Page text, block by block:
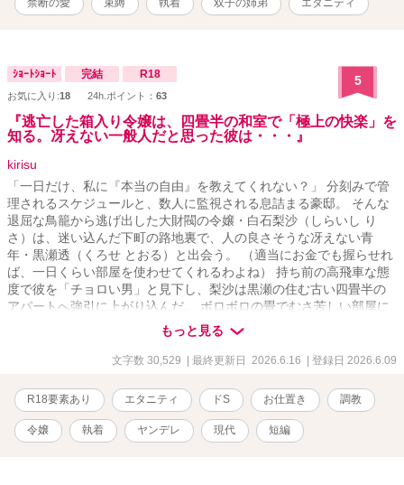
禁断の愛 束縛 執着 双子の姉弟 エタニティ
ｼｮｰﾄｼｮｰﾄ 完結 R18
お気に入り:18 24h.ポイント： 63
5
『逃亡した箱入り令嬢は、四畳半の和室で「極上の快楽」を
知る。冴えない一般人だと思った彼は・・・』
kirisu
「一日だけ、私に『本当の自由』を教えてくれない？」 分刻みで管
理されるスケジュールと、数人に監視される息詰まる豪邸。 そんな
退屈な鳥籠から逃げ出した大財閥の令嬢・白石梨沙（しらいし り
さ）は、迷い込んだ下町の路地裏で、人の良さそうな冴えない青
年・黒瀬透（くろせ とおる）と出会う。 （適当にお金でも握らせれ
ば、一日くらい部屋を使わせてくれるわよね） 持ち前の高飛車な態
度で彼を「チョロい男」と見下し、梨沙は黒瀬の住む古い四畳半の
アパートへ強引に上がり込んだ。 ボロボロの畳でむさ苦しい部屋に
顔をしかめつつも、彼が淹れてくれた温かいお茶と、追っ手から逃
げ切れた安心感から、梨沙は令嬢らしからぬ無防備な姿で深い眠り
に落ちてしまう。 ――しかし、彼女は気づいていなかった。 一般人
あることも。 そして、目の前で優しく微笑んでいた青年が、裏社会
のVIPたちがこぞって標的の「躾（しつけ）」を依頼する、伝説のド
S調教師であったことも。 「……こんなのが、自分から檻の中に入
ってくるなんてね」 数時間後。梨沙が目を覚ました時、部屋の空気
もっと見る
文字数 30,529 | 最終更新日 2026.6.16 | 登録日 2026.6.09
R18要素あり エタニティ ドS お仕置き 調教
令嬢 執着 ヤンデレ 現代 短編